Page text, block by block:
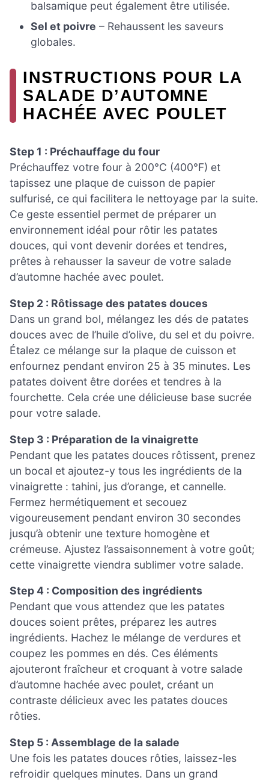
balsamique peut également être utilisée.
Sel et poivre – Rehaussent les saveurs
globales.
INSTRUCTIONS POUR LA
SALADE D’AUTOMNE
HACHÉE AVEC POULET
Step 1 : Préchauffage du four
Préchauffez votre four à 200°C (400°F) et
tapissez une plaque de cuisson de papier
sulfurisé, ce qui facilitera le nettoyage par la suite.
Ce geste essentiel permet de préparer un
environnement idéal pour rôtir les patates
douces, qui vont devenir dorées et tendres,
prêtes à rehausser la saveur de votre salade
d’automne hachée avec poulet.
Step 2 : Rôtissage des patates douces
Dans un grand bol, mélangez les dés de patates
douces avec de l’huile d’olive, du sel et du poivre.
Étalez ce mélange sur la plaque de cuisson et
enfournez pendant environ 25 à 35 minutes. Les
patates doivent être dorées et tendres à la
fourchette. Cela crée une délicieuse base sucrée
pour votre salade.
Step 3 : Préparation de la vinaigrette
Pendant que les patates douces rôtissent, prenez
un bocal et ajoutez-y tous les ingrédients de la
vinaigrette : tahini, jus d’orange, et cannelle.
Fermez hermétiquement et secouez
vigoureusement pendant environ 30 secondes
jusqu’à obtenir une texture homogène et
crémeuse. Ajustez l’assaisonnement à votre goût;
cette vinaigrette viendra sublimer votre salade.
Step 4 : Composition des ingrédients
Pendant que vous attendez que les patates
douces soient prêtes, préparez les autres
ingrédients. Hachez le mélange de verdures et
coupez les pommes en dés. Ces éléments
ajouteront fraîcheur et croquant à votre salade
d’automne hachée avec poulet, créant un
contraste délicieux avec les patates douces
rôties.
Step 5 : Assemblage de la salade
Une fois les patates douces rôties, laissez-les
refroidir quelques minutes. Dans un grand